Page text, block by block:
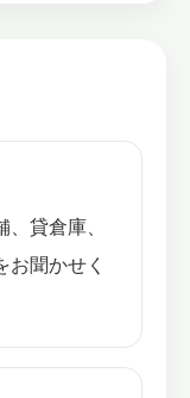
貸倉庫、
お聞かせく